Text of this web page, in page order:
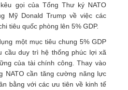
gọi của Tổng Thư ký NATO
Mỹ Donald Trump về việc các
tiêu quốc phòng lên 5% GDP.
một mục tiêu chung 5% GDP
cầu duy trì hệ thống phúc lợi xã
của tài chính công. Thay vào
NATO cần tăng cường năng lực
bằng với các ưu tiên về kinh tế